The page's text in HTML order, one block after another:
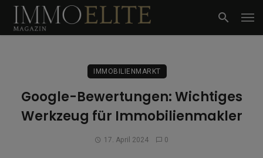
IMMOBILIENMARKT
Google-Bewertungen: Wichtiges
Werkzeug für Immobilienmakler
17. April 2024 0